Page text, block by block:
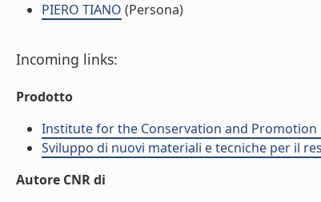
PIERO TIANO (Persona)
Incoming links:
Prodotto
Institute for the Conservation and Promotion
Sviluppo di nuovi materiali e tecniche per il
Autore CNR di